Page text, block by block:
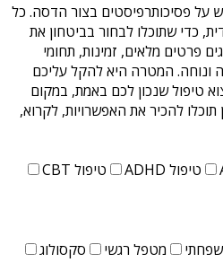
על פסיכותרפיסטים בצור הדסה. כל
כדי שתוכלו לבחור בביטחון את
פרטים מלאים, זמינות, תחומי
ונוחה. המטרה היא להקל עליכם
טיפול שנכון לכם באמת, במקום
להכיר את האפשרויות, לקרוא,
טיפול ADHD
טיפול CBT
מטפל רגשי
סקסולוג